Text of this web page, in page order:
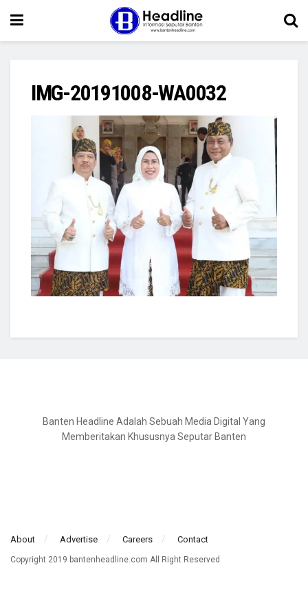
IMG-20191008-WA0032
Banten Headline Adalah Sebuah Media Digital Yang
Memberitakan Khususnya Seputar Banten
About Advertise Careers Contact
Copyright 2019 bantenheadline.com All Right Reserved